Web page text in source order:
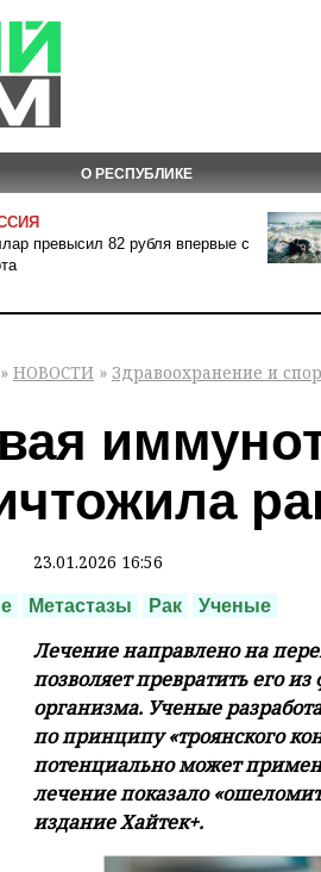
О РЕСПУБЛИКЕ
превысил 82 рубля впервые с
» НОВОСТИ » Здравоохранение и
23.01.2026 16:56
Метастазы Рак Ученые
Лечение направлено на
позволяет превратить его
организма. Ученые
по принципу «троянского
потенциально может
лечение показало
издание Хайтек+.